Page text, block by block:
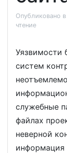
Опубликовано в
чтение
Уязвимости
систем
служебные
файлах
неверной
информация